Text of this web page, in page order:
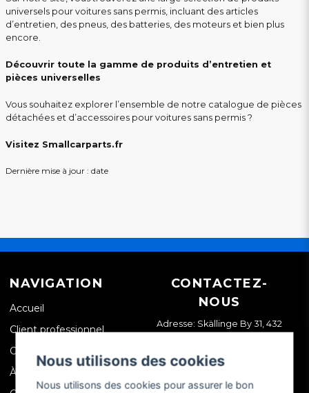
universels pour voitures sans permis, incluant des articles
d’entretien, des pneus, des batteries, des moteurs et bien plus
encore.
Découvrir toute la gamme de produits d’entretien et
pièces universelles
Vous souhaitez explorer l’ensemble de notre catalogue de pièces
détachées et d’accessoires pour voitures sans permis ?
Visitez Smallcarparts.fr
Dernière mise à jour : date
NAVIGATION
Accueil
Client professionnel
Contactez-nous
À propos de nous
CONTACTEZ-
NOUS
Adresse: Skällinge By 31, 432
Nous utilisons des cookies
Nous utilisons des cookies pour assurer le bon